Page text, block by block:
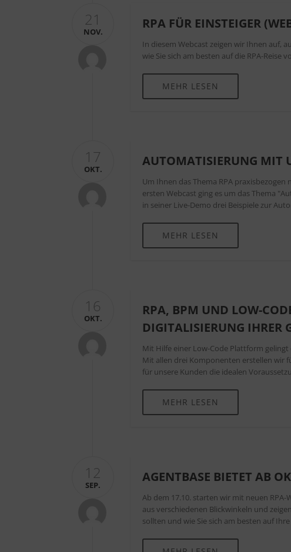
21
NOV.
RPA FÜR EINSTEIGER
In diesem Webcast zeigen wir Ihnen auf,
wie Sie sich am besten auf die RPA-Reise
MEHR LESEN
17
OKT.
AUTOMATISIERUNG MIT
Um Ihnen das Thema RPA
ersten Webcast ging es um das Thema
in seiner Live-Demo drei Beispiele zur
MEHR LESEN
16
OKT.
RPA, BPM UND LOW-
DIGITALISIERUNG IHRER
Mit Hilfe einer Low-Code Plattform
Mit allen drei Komponenten erstellen wir
für unsere Kunden die idealen
MEHR LESEN
12
SEP.
AGENTBASE BIETET AB
Ab dem 17.10. starten wir mit neuen
aus verschiedenen Blickwinkeln und
sollten und wie Sie sich am besten auf